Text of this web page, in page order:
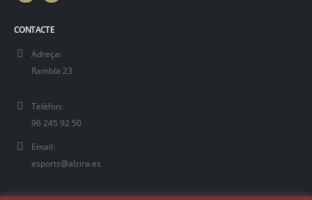
CONTACTE
Adreça:
Rambla 23
Telèfon:
96 245 92 50
Email:
esports@alzira.es